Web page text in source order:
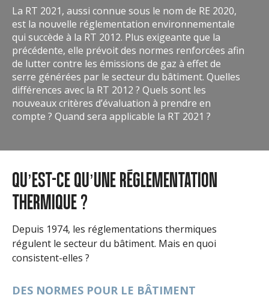
La RT 2021, aussi connue sous le nom de RE 2020,
est la nouvelle réglementation environnementale
qui succède à la RT 2012. Plus exigeante que la
précédente, elle prévoit des normes renforcées afin
de lutter contre les émissions de gaz à effet de
serre générées par le secteur du bâtiment. Quelles
différences avec la RT 2012 ? Quels sont les
nouveaux critères d’évaluation à prendre en
compte ? Quand sera applicable la RT 2021 ?
QU’EST-CE QU’UNE RÉGLEMENTATION
THERMIQUE ?
Depuis 1974, les réglementations thermiques
régulent le secteur du bâtiment. Mais en quoi
consistent-elles ?
DES NORMES POUR LE BÂTIMENT